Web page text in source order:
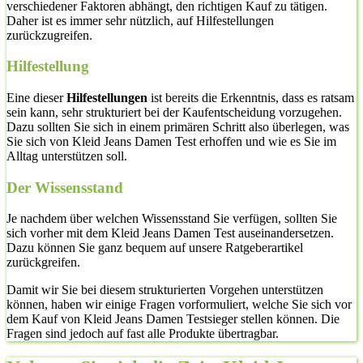
verschiedener Faktoren abhängt, den richtigen Kauf zu tätigen.
Daher ist es immer sehr nützlich, auf Hilfestellungen
zurückzugreifen.
Hilfestellung
Eine dieserHilfestellungen ist bereits die Erkenntnis, dass es ratsam
sein kann, sehr strukturiert bei der Kaufentscheidung vorzugehen.
Dazu sollten Sie sich in einem primären Schritt also überlegen, was
Sie sich von Kleid Jeans Damen Test erhoffen und wie es Sie im
Alltag unterstützen soll.
Der Wissensstand
Je nachdem über welchen Wissensstand Sie verfügen, sollten Sie
sich vorher mit dem Kleid Jeans Damen Test auseinandersetzen.
Dazu können Sie ganz bequem auf unsere Ratgeberartikel
zurückgreifen.
Damit wir Sie bei diesem strukturierten Vorgehen unterstützen
können, haben wir einige Fragen vorformuliert, welche Sie sich vor
dem Kauf von Kleid Jeans Damen Testsieger stellen können. Die
Fragen sind jedoch auf fast alle Produkte übertragbar.